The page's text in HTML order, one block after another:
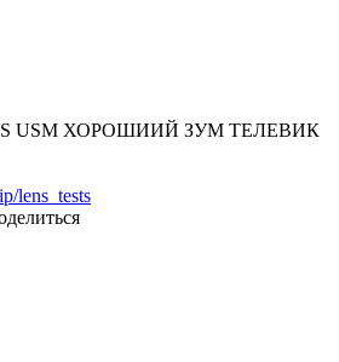
IS USM ХОРОШИИЙ ЗУМ ТЕЛЕВИК
lens_tests